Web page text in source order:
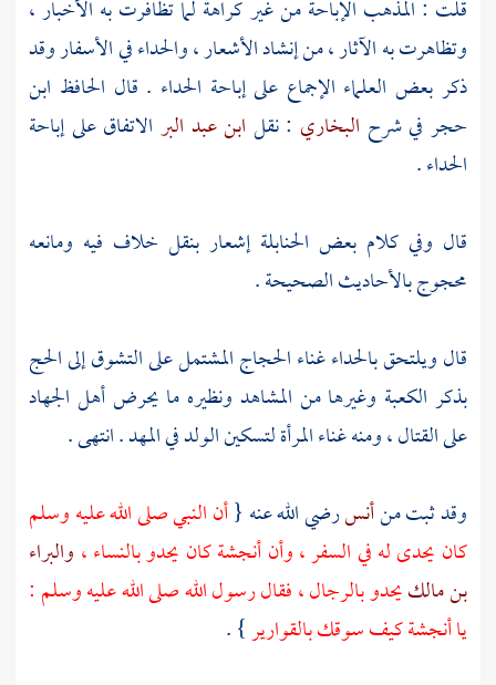
قلت : المذهب الإباحة من غير كراهة لما تظافرت به الأخبار ،
وتظاهرت به الآثار ، من إنشاد الأشعار ، والحداء في الأسفار وقد
ذكر بعض العلماء الإجماع على إباحة الحداء . قال الحافظ ابن
حجر في شرح البخاري : نقل ابن عبد البر الاتفاق على إباحة
الحداء .
قال وفي كلام بعض الحنابلة إشعار بنقل خلاف فيه ومانعه
محجوج بالأحاديث الصحيحة .
قال ويلتحق بالحداء غناء الحجاج المشتمل على التشوق إلى الحج
بذكر الكعبة وغيرها من المشاهد ونظيره ما يحرض أهل الجهاد
على القتال ، ومنه غناء المرأة لتسكين الولد في المهد . انتهى .
وقد ثبت منأنسرضي الله عنه {أن النبي صلى الله عليه وسلم
كان يحدى له في السفر ، وأنأنجشةكان يحدو بالنساء ، والبراء
بن مالكيحدو بالرجال ، فقال رسول الله صلى الله عليه وسلم :
ياأنجشةكيف سوقك بالقوارير} .